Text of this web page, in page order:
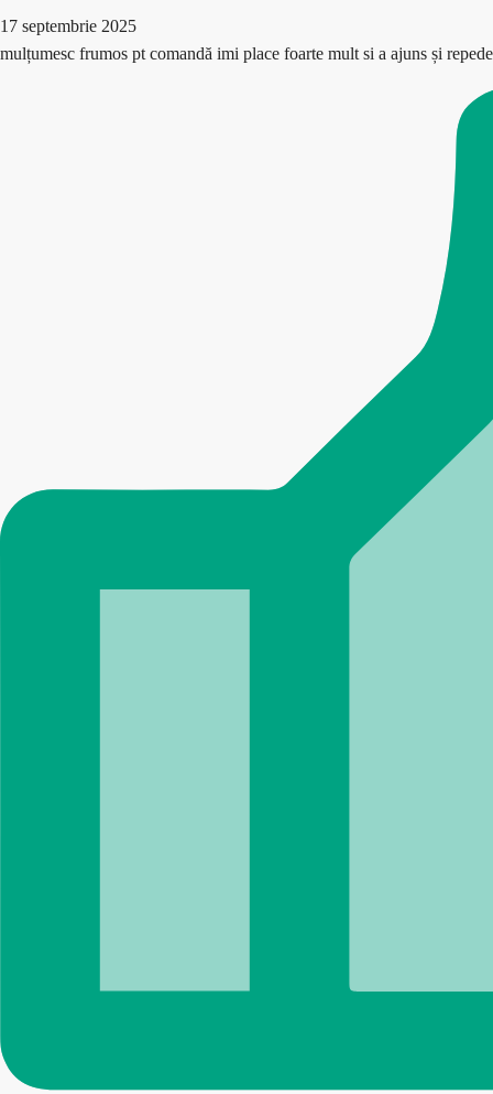
17 septembrie 2025
mulțumesc frumos pt comandă imi place foarte mult si a ajuns și repede